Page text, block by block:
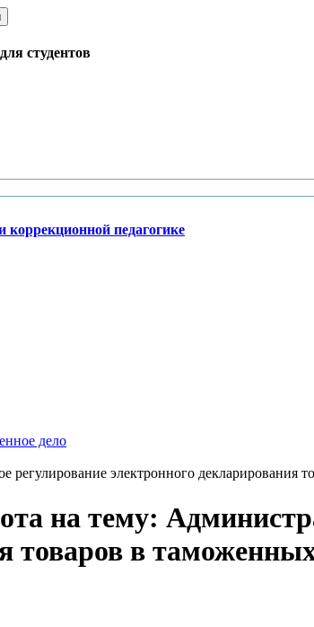
студентов
педагогике
дело
регулирование электронного декларирования
на тему:
товаров в